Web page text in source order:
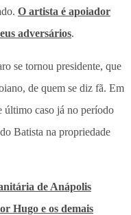
O artista é apoiador
adversários.
se tornou presidente, que
de quem se diz fã. Em
último caso já no período
Batista na propriedade
de Anápolis
Hugo e os demais